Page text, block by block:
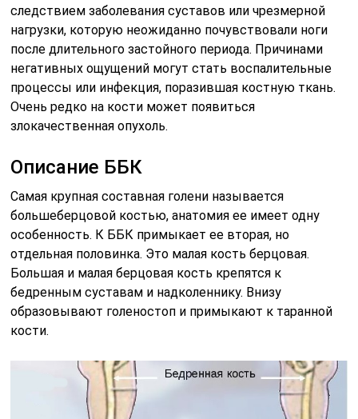
следствием заболевания суставов или чрезмерной
нагрузки, которую неожиданно почувствовали ноги
после длительного застойного периода. Причинами
негативных ощущений могут стать воспалительные
процессы или инфекция, поразившая костную ткань.
Очень редко на кости может появиться
злокачественная опухоль.
Описание ББК
Самая крупная составная голени называется
большеберцовой костью, анатомия ее имеет одну
особенность. К ББК примыкает ее вторая, но
отдельная половинка. Это малая кость берцовая.
Большая и малая берцовая кость крепятся к
бедренным суставам и надколеннику. Внизу
образовывают голеностоп и примыкают к таранной
кости.